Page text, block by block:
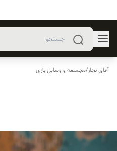
آقای نجار/مجسمه و وسایل بازی